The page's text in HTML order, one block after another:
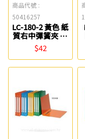
商品代號 :
50416257
LC-180-2 黃色 紙
質右中彈簧夾 連
勤牌
$42